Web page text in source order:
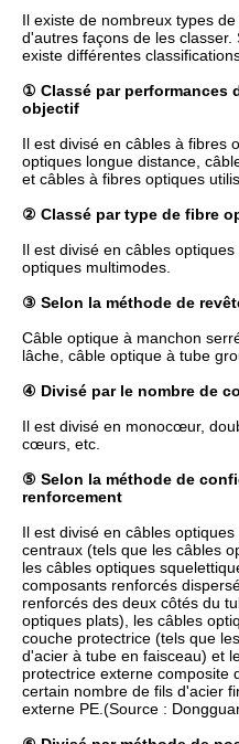
Il existe de nombreux types
d'autres façons de les
existe différentes
① Classé par performances
objectif
Il est divisé en câbles à fibres
optiques longue distance,
et câbles à fibres optiques
② Classé par type de fibre
Il est divisé en câbles
optiques multimodes.
③ Selon la méthode de
Câble optique à manchon
lâche, câble optique à tube
④ Divisé par le nombre de
Il est divisé en monocœur,
cœurs, etc.
⑤ Selon la méthode de
renforcement
Il est divisé en câbles
centraux (tels que les câbles
les câbles optiques
composants renforcés
renforcés des deux côtés du
optiques plats), les câbles
couche protectrice (tels que
d'acier à tube en faisceau) et
protectrice externe composite
certain nombre de fils d'acier
externe PE. (Source :